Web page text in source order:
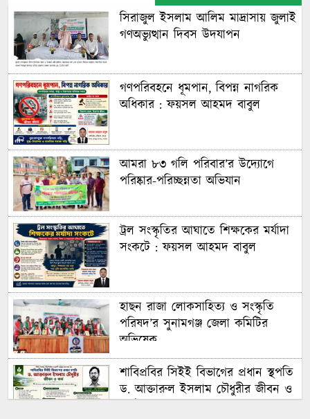
সিরাজুল ইসলাম আলিম মাদ্রাসায় জুলাই
গণঅভ্যুত্থান দিবস উদযাপন
গণপরিবহনে ধূমপান, বিপন্ন নাগরিক
অধিকার : ফয়সল আহমদ বাবুল
আমরা ৮৩ গলি পরিবার’র উদ্যোগে
পরিষ্কার-পরিচ্ছন্নতা অভিযান
ট্রল সংস্কৃতির আঘাতে শিক্ষকের মর্যাদা
সংকটে : ফয়সল আহমদ বাবুল
হাছন রাজা লোকসাহিত্য ও সংস্কৃতি
পরিষদ’র সুনামগঞ্জ জেলা কমিটির
অভিষেক
শাবিপ্রবির সিইই বিভাগের প্রধান স্থপতি
ড. আক্তারুল ইসলাম চৌধুরীর জীবন ও